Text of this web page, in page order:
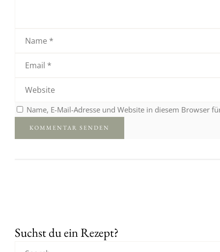
Name, E-Mail-Adresse und Website in diesem Browser
Suchst du ein Rezept?